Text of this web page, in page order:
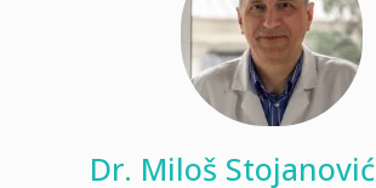
Dr. Miloš Stojanović